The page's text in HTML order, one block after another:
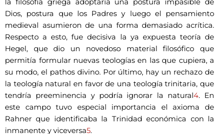
la filosofía griega adoptaría una postura impasible de
Dios, postura que los Padres y luego el pensamiento
medieval asumieron de una forma demasiado acrítica.
Respecto a esto, fue decisiva la ya expuesta teoría de
Hegel, que dio un novedoso material filosófico que
permitía formular nuevas teologías en las que cupiera, a
su modo, el pathos divino. Por último, hay un rechazo de
la teología natural en favor de una teología trinitaria, que
tendría preeminencia y podría ignorar la natural4. En
este campo tuvo especial importancia el axioma de
Rahner que identificaba la Trinidad económica con la
inmanente y viceversa5.